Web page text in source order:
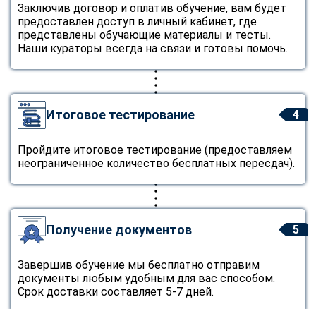
Заключив договор и оплатив обучение, вам будет
предоставлен доступ в личный кабинет, где
представлены обучающие материалы и тесты.
Наши кураторы всегда на связи и готовы помочь.
4
Итоговое тестирование
Пройдите итоговое тестирование (предоставляем
неограниченное количество бесплатных пересдач).
5
Получение документов
Завершив обучение мы бесплатно отправим
документы любым удобным для вас способом.
Срок доставки составляет 5-7 дней.